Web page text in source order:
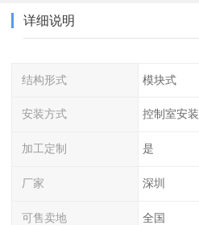
详细说明
结构形式 模块式
安装方式 控制室安装
加工定制 是
厂家 深圳
可售卖地 全国